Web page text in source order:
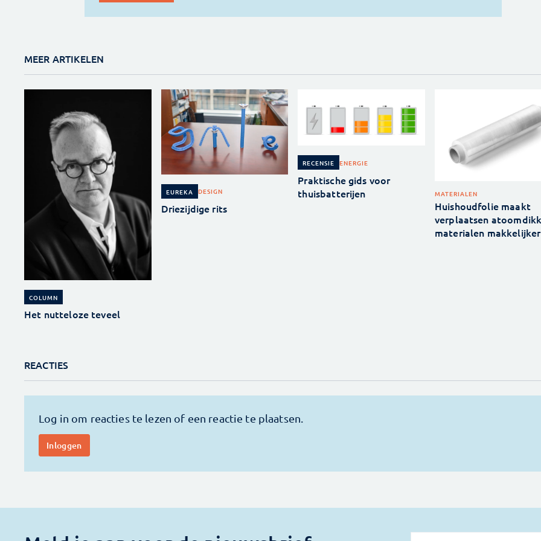
MEER ARTIKELEN
COLUMN
Het nutteloze teveel
EUREKA DESIGN
Driezijdige rits
RECENSIE ENERGIE
Praktische gids voor
thuisbatterijen
MATERIALEN
Huishoudfolie maakt
verplaatsen
materialen makkelijker
REACTIES